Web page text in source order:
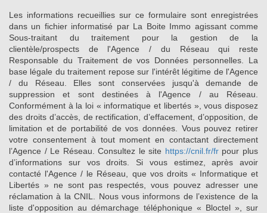
Les informations recueillies sur ce formulaire sont enregistrées
dans un fichier informatisé par La Boite Immo agissant comme
Sous-traitant du traitement pour la gestion de la
clientèle/prospects de l'Agence / du Réseau qui reste
Responsable du Traitement de vos Données personnelles. La
base légale du traitement repose sur l'intérêt légitime de l'Agence
/ du Réseau. Elles sont conservées jusqu'à demande de
suppression et sont destinées à l'Agence / au Réseau.
Conformément à la loi « informatique et libertés », vous disposez
des droits d’accès, de rectification, d’effacement, d’opposition, de
limitation et de portabilité de vos données. Vous pouvez retirer
votre consentement à tout moment en contactant directement
l’Agence / Le Réseau. Consultez le site https://cnil.fr/frpour plus
d’informations sur vos droits. Si vous estimez, après avoir
contacté l'Agence / le Réseau, que vos droits « Informatique et
Libertés » ne sont pas respectés, vous pouvez adresser une
réclamation à la CNIL. Nous vous informons de l’existence de la
liste d'opposition au démarchage téléphonique « Bloctel », sur